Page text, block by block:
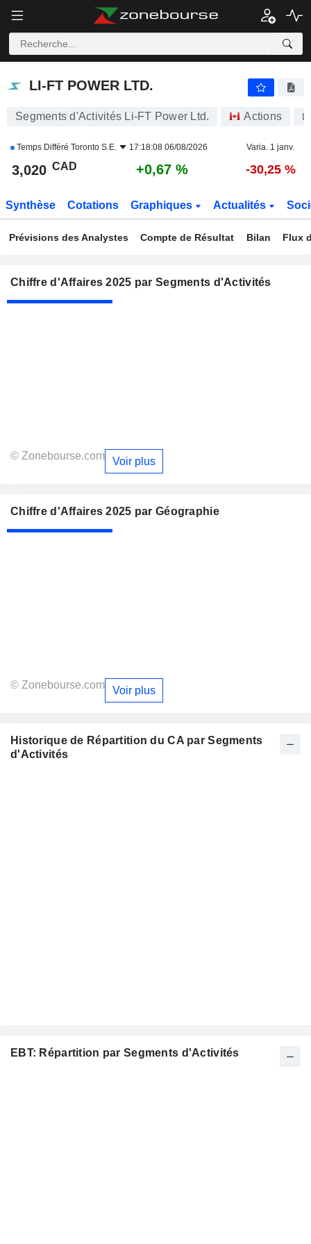
LI-FT POWER LTD.
LI-FT POWER LTD.
Segments d'Activités Li-FT Power Ltd. Actions
Temps Différé Toronto S.E. 17:18:08 06/08/2026 Varia. 1 janv.
3,020 CAD +0,67 % -30,25 %
Synthèse Cotations Graphiques Actualités
Prévisions des Analystes Compte de Résultat Bilan Flux
Chiffre d'Affaires 2025 par Segments d'Activités
© Zonebourse.com Voir plus
Chiffre d'Affaires 2025 par Géographie
© Zonebourse.com Voir plus
Historique de Répartition du CA par Segments
d'Activités
EBT: Répartition par Segments d'Activités